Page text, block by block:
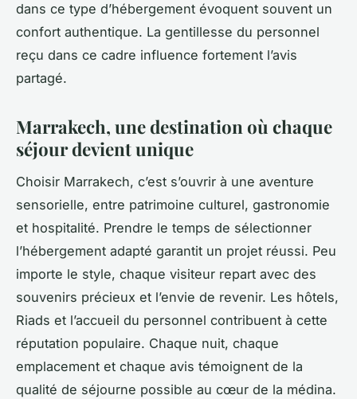
dans ce type d’hébergement évoquent souvent un
confort authentique. La gentillesse du personnel
reçu dans ce cadre influence fortement l’avis
partagé.
Marrakech, une destination où chaque
séjour devient unique
Choisir Marrakech, c’est s’ouvrir à une aventure
sensorielle, entre patrimoine culturel, gastronomie
et hospitalité. Prendre le temps de sélectionner
l’hébergement adapté garantit un projet réussi. Peu
importe le style, chaque visiteur repart avec des
souvenirs précieux et l’envie de revenir. Les hôtels,
Riads et l’accueil du personnel contribuent à cette
réputation populaire. Chaque nuit, chaque
emplacement et chaque avis témoignent de la
qualité de séjourne possible au cœur de la médina.